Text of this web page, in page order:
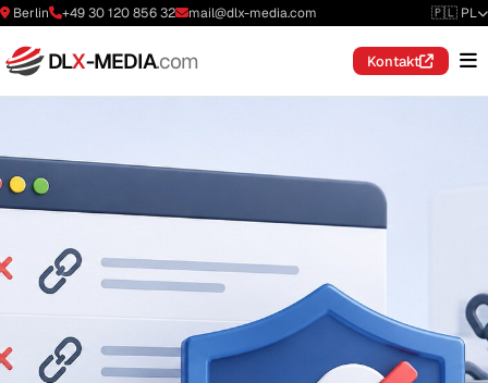
Berlin +49 30 120 856 32 mail@dlx-media.com 🇵🇱 PL
DLX-MEDIA.com Kontakt